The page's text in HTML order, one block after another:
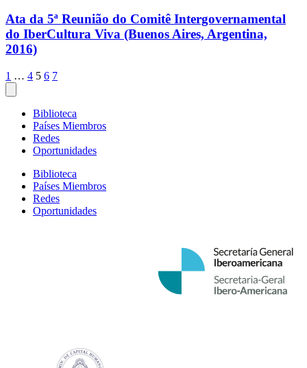
Ata da 5ª Reunião do Comitê Intergovernamental
do IberCultura Viva (Buenos Aires, Argentina,
2016)
Paginación
de
entradas
1 … 4 5 6 7
Biblioteca
Países Miembros
Redes
Oportunidades
Biblioteca
Países Miembros
Redes
Oportunidades